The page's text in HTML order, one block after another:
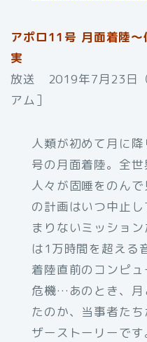
アポロ11号 月面着陸
実
放送 2019年7月23日
アム］
人類が初めて月に
号の月面着陸。全
人々が固唾をのん
の計画はいつ中止
まりないミッショ
は1万時間を超える
着陸直前のコンピ
危機…あのとき、月
たのか、当事者た
ザーストーリーです